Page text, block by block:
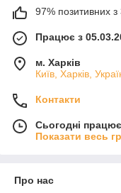
97% позитивних з
Працює з
м. Харків
Київ, Харків,
Контакти
Сьогодні
Показати весь
Про нас